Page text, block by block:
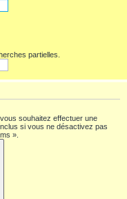
partielles.
souhaitez effectuer une
si vous ne désactivez pas
».